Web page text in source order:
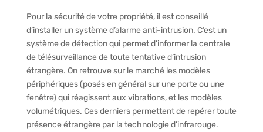
Pour la sécurité de votre propriété, il est conseillé
d’installer un système d’alarme anti-intrusion. C’est un
système de détection qui permet d’informer la centrale
de télésurveillance de toute tentative d’intrusion
étrangère. On retrouve sur le marché les modèles
périphériques (posés en général sur une porte ou une
fenêtre) qui réagissent aux vibrations, et les modèles
volumétriques. Ces derniers permettent de repérer toute
présence étrangère par la technologie d’infrarouge.